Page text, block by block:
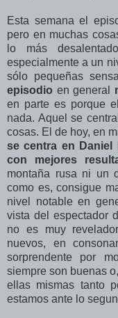
Esta semana el
pero en muchas
lo más
especialmente a un
sólo pequeñas
episodio en general
en parte es porque
nada. Aquel se
cosas. El de hoy, en
se centra en
con mejores
montaña rusa ni un
como es, consigue
nivel notable en
vista del espectador
no es muy
nuevos, en
sorprendente por
siempre son buenas
ellas mismas tanto
estamos ante lo